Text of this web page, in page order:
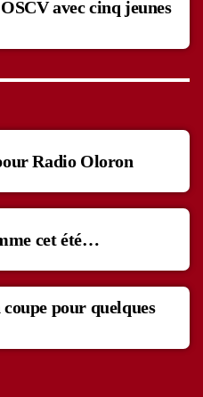
avec cinq jeunes
Radio Oloron
cet été…
pour quelques